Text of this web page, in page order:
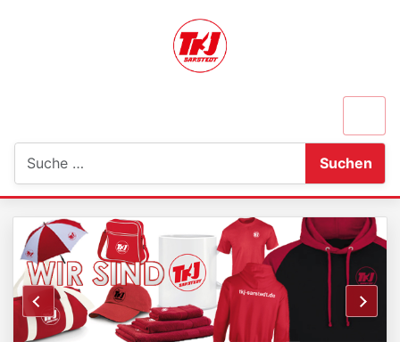
Suchen